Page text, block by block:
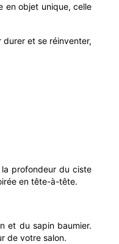
en objet unique, celle
et se réinventer,
la profondeur du ciste
en tête-à-tête.
et du sapin baumier.
de votre salon.